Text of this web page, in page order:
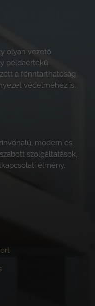
olyan vezető
példaértékű
a fenntarthatóság
védelméhez is.
modern és
szolgáltatások,
élmény.